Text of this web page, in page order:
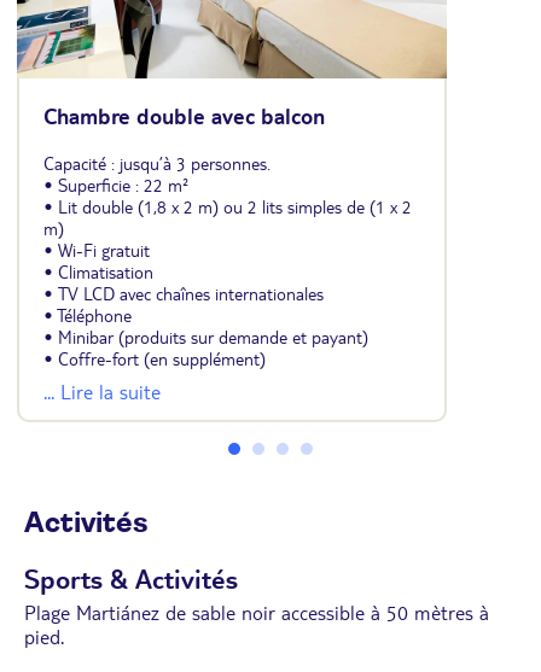
Chambre double avec balcon
Capacité : jusqu’à 3 personnes.
• Superficie : 22 m²
• Lit double (1,8 x 2 m) ou 2 lits simples de (1 x 2
m)
• Wi-Fi gratuit
• Climatisation
• TV LCD avec chaînes internationales
• Téléphone
• Minibar (produits sur demande et payant)
• Coffre-fort (en supplément)
• Salle de bain avec baignoire ou douche selon la
chambre avec sèche-cheveux
• Vue sur le jardin ou la piscine
de détails, consulter l'hôtel.
... Lire la suite
Activités
Sports & Activités
Plage Martiánez de sable noir accessible à 50 mètres à
pied.